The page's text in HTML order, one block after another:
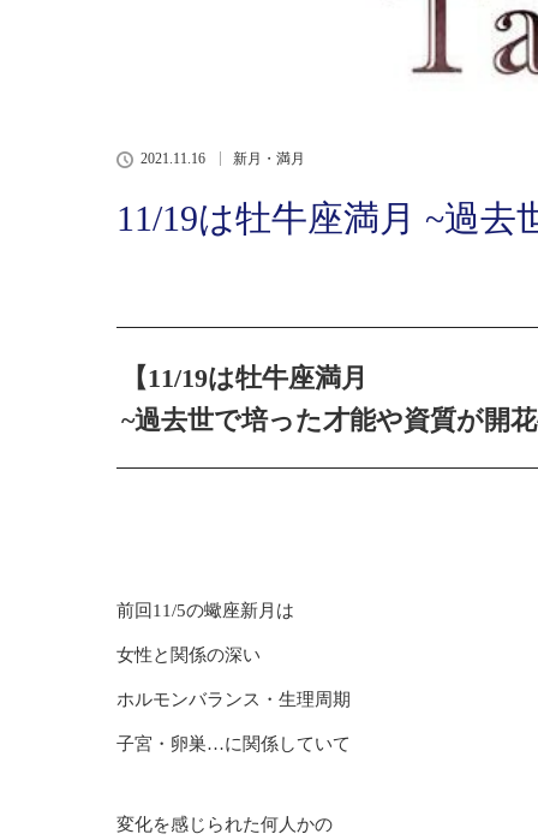
2021.11.16 新月・満月
11/19は牡牛座満月 ~過
【11/19は牡牛座満月
~過去世で培った才能や資質が開
前回11/5の蠍座新月は
女性と関係の深い
ホルモンバランス・生理周期
子宮・卵巣…に関係していて
変化を感じられた何人かの